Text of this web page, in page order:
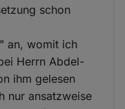
schon
an, womit ich
Herrn Abdel-
ihm gelesen
nur ansatzweise